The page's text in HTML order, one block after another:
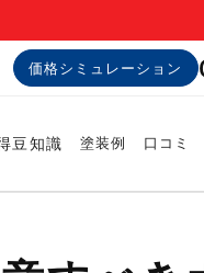
価格シミュレーション
豆知識 塗装例 口コミ